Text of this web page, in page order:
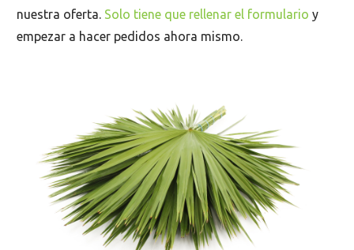
nuestra oferta. Solo tiene que rellenar el formulario y
empezar a hacer pedidos ahora mismo.